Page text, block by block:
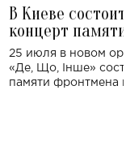
В Киеве
концерт
Клименко:
исполнят песни
25 июля в новом
«Де, Що, Інше»
памяти фронтмена